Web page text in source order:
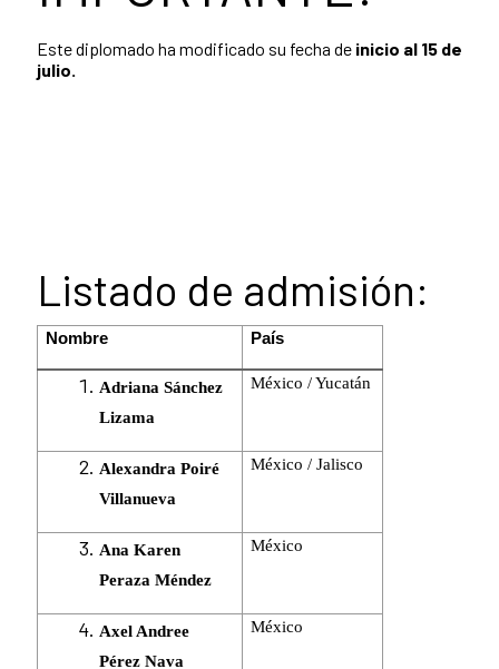
Este diplomado ha modificado su fecha de inicio al 15 de
julio.
Listado de admisión:
Nombre País
Adriana Sánchez
Lizama
México / Yucatán
Alexandra Poiré
Villanueva
México / Jalisco
Ana Karen
Peraza Méndez
México
Axel Andree
Pérez Nava
México